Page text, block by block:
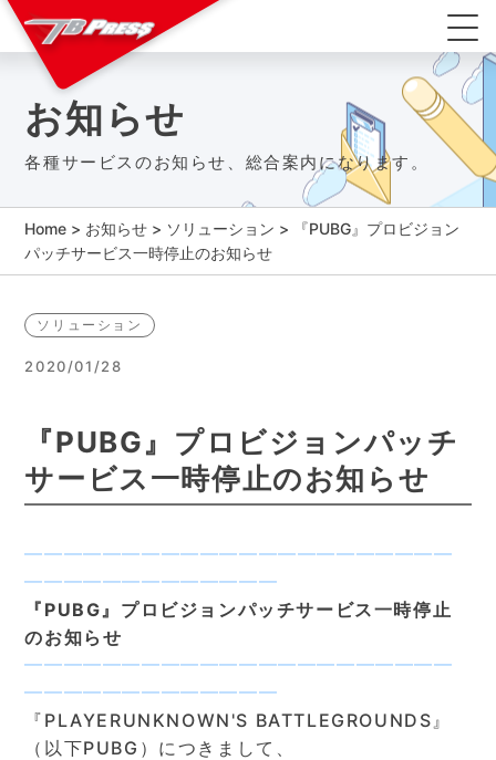
お知らせ
各種サービスのお知らせ、総合案内になります。
Home > お知らせ > ソリューション >
『PUBG』プロビジョン
パッチサービス一時停止のお知らせ
ソリューション
2020/01/28
『PUBG』プロビジョンパッチ
サービス一時停止のお知らせ
━━━━━━━━━━━━━━━━━━━━━━
━━━━━━━━━━━━━
『PUBG』プロビジョンパッチサービス一時停止
のお知らせ
━━━━━━━━━━━━━━━━━━━━━━
━━━━━━━━━━━━━
『PLAYERUNKNOWN'S BATTLEGROUNDS』
（以下PUBG）につきまして、